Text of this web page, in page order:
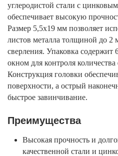
углеродистой стали с
обеспечивает высокую
Размер 5,5х19 мм позволяет
листов металла толщиной до 2
сверления. Упаковка
окном для контроля
Конструкция головки
поверхности, а острый
быстрое завинчивание.
Преимущества
Высокая прочность и
качественной стали и